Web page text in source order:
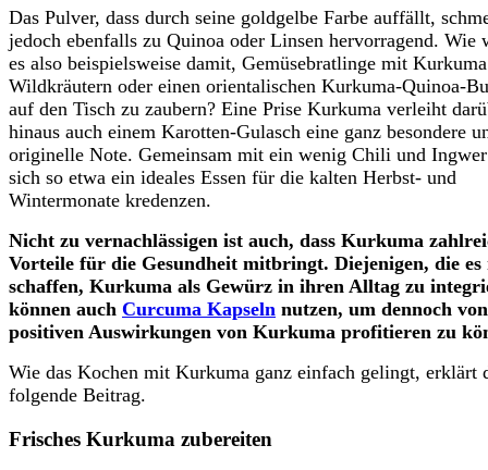
Das Pulver, dass durch seine goldgelbe Farbe auffällt,
jedoch ebenfalls zu Quinoa oder Linsen hervorragend. Wie
es also beispielsweise damit, Gemüsebratlinge mit
Wildkräutern oder einen orientalischen Kurkuma-Quinoa-
auf den Tisch zu zaubern? Eine Prise Kurkuma verleiht
hinaus auch einem Karotten-Gulasch eine ganz besondere
originelle Note. Gemeinsam mit ein wenig Chili und
sich so etwa ein ideales Essen für die kalten Herbst- und
Wintermonate kredenzen.
Nicht zu vernachlässigen ist auch, dass Kurkuma
Vorteile für die Gesundheit mitbringt. Diejenigen, die es
schaffen, Kurkuma als Gewürz in ihren Alltag zu
können auch Curcuma Kapseln nutzen, um dennoch
positiven Auswirkungen von Kurkuma profitieren zu
Wie das Kochen mit Kurkuma ganz einfach gelingt, erklärt
folgende Beitrag.
Frisches Kurkuma zubereiten